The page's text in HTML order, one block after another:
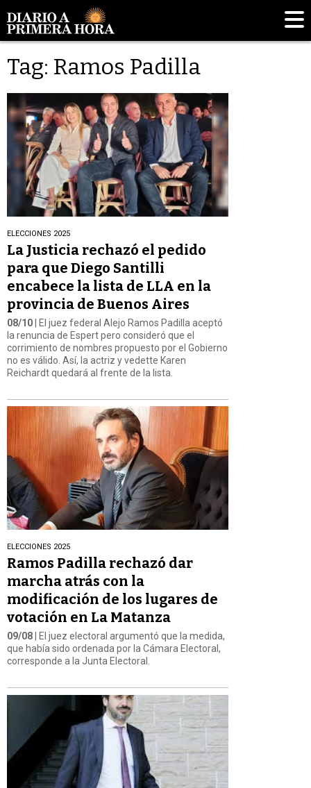
Tag: Ramos Padilla
ELECCIONES 2025
La Justicia rechazó el pedido
para que Diego Santilli
encabece la lista de LLA en la
provincia de Buenos Aires
08/10 | El juez federal Alejo Ramos Padilla aceptó
la renuncia de Espert pero consideró que el
corrimiento de nombres propuesto por el Gobierno
no es válido. Así, la actriz y vedette Karen
Reichardt quedará al frente de la lista.
ELECCIONES 2025
Ramos Padilla rechazó dar
marcha atrás con la
modificación de los lugares de
votación en La Matanza
09/08 | El juez electoral argumentó que la medida,
que había sido ordenada por la Cámara Electoral,
corresponde a la Junta Electoral.